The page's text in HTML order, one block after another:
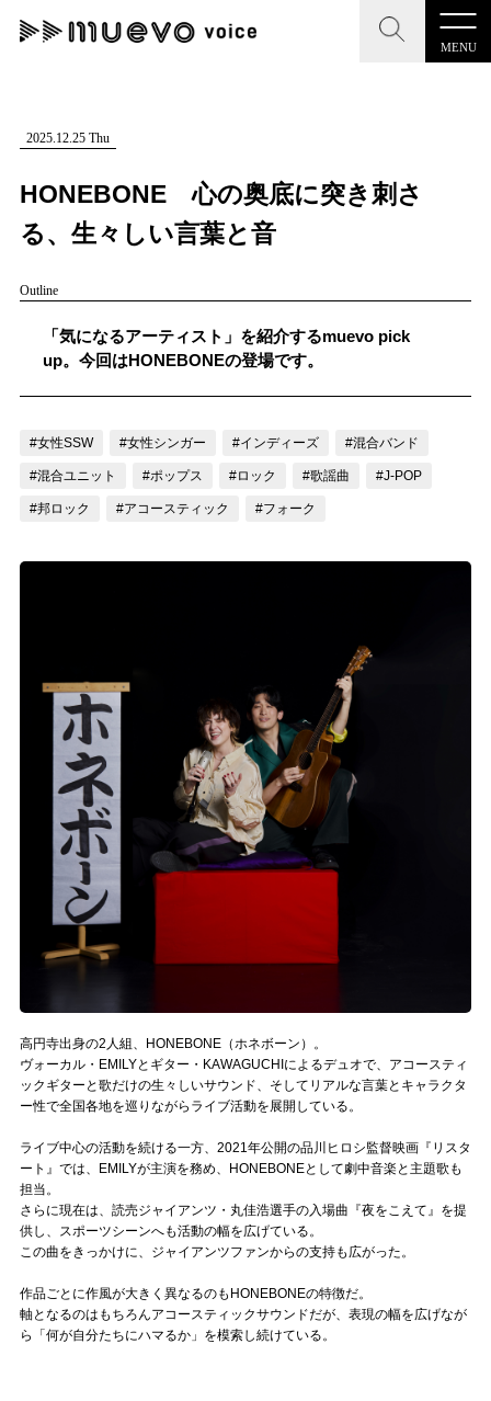
MENU
CLOSE
記事を検索する
人気ワード
#男性SSW #ポップス #女性SSW
CLOSE
"読者の声を形にする”音楽特化メディア
MENU
記事一覧
お問い合わせ
記事リクエスト
ログイン
muevoクラウドファンディング
muevoコミュニティ
ぶいクラ！by muevo
ぶいコミュ！by muevo
ぶいマガ！ by muevo
Follow us
2025.12.25 Thu
HONEBONE 心の奥底に突き刺さ
る、生々しい言葉と音
Outline
「気になるアーティスト」を紹介するmuevo pick
up。今回はHONEBONEの登場です。
#女性SSW #女性シンガー #インディーズ #混合バンド
#混合ユニット #ポップス #ロック #歌謡曲 #J-POP
#邦ロック #アコースティック #フォーク
高円寺出身の2人組、HONEBONE（ホネボーン）。
ヴォーカル・EMILYとギター・KAWAGUCHIによるデュオで、アコースティ
ックギターと歌だけの生々しいサウンド、そしてリアルな言葉とキャラクタ
ー性で全国各地を巡りながらライブ活動を展開している。
ライブ中心の活動を続ける一方、2021年公開の品川ヒロシ監督映画『リスタ
ート』では、EMILYが主演を務め、HONEBONEとして劇中音楽と主題歌も
担当。
さらに現在は、読売ジャイアンツ・丸佳浩選手の入場曲『夜をこえて』を提
供し、スポーツシーンへも活動の幅を広げている。
この曲をきっかけに、ジャイアンツファンからの支持も広がった。
作品ごとに作風が大きく異なるのもHONEBONEの特徴だ。
軸となるのはもちろんアコースティックサウンドだが、表現の幅を広げなが
ら「何が自分たちにハマるか」を模索し続けている。